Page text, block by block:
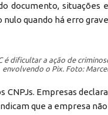
documento,
nulo quando há erro
é dificultar a ação de
envolvendo o Pix. Foto:
Empresas
que a empresa